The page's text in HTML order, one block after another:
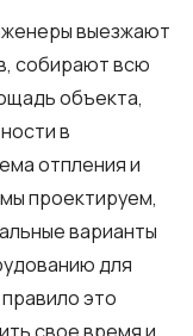
выезжают
собирают всю
объекта,
в
отпления и
проектируем,
варианты
для
это